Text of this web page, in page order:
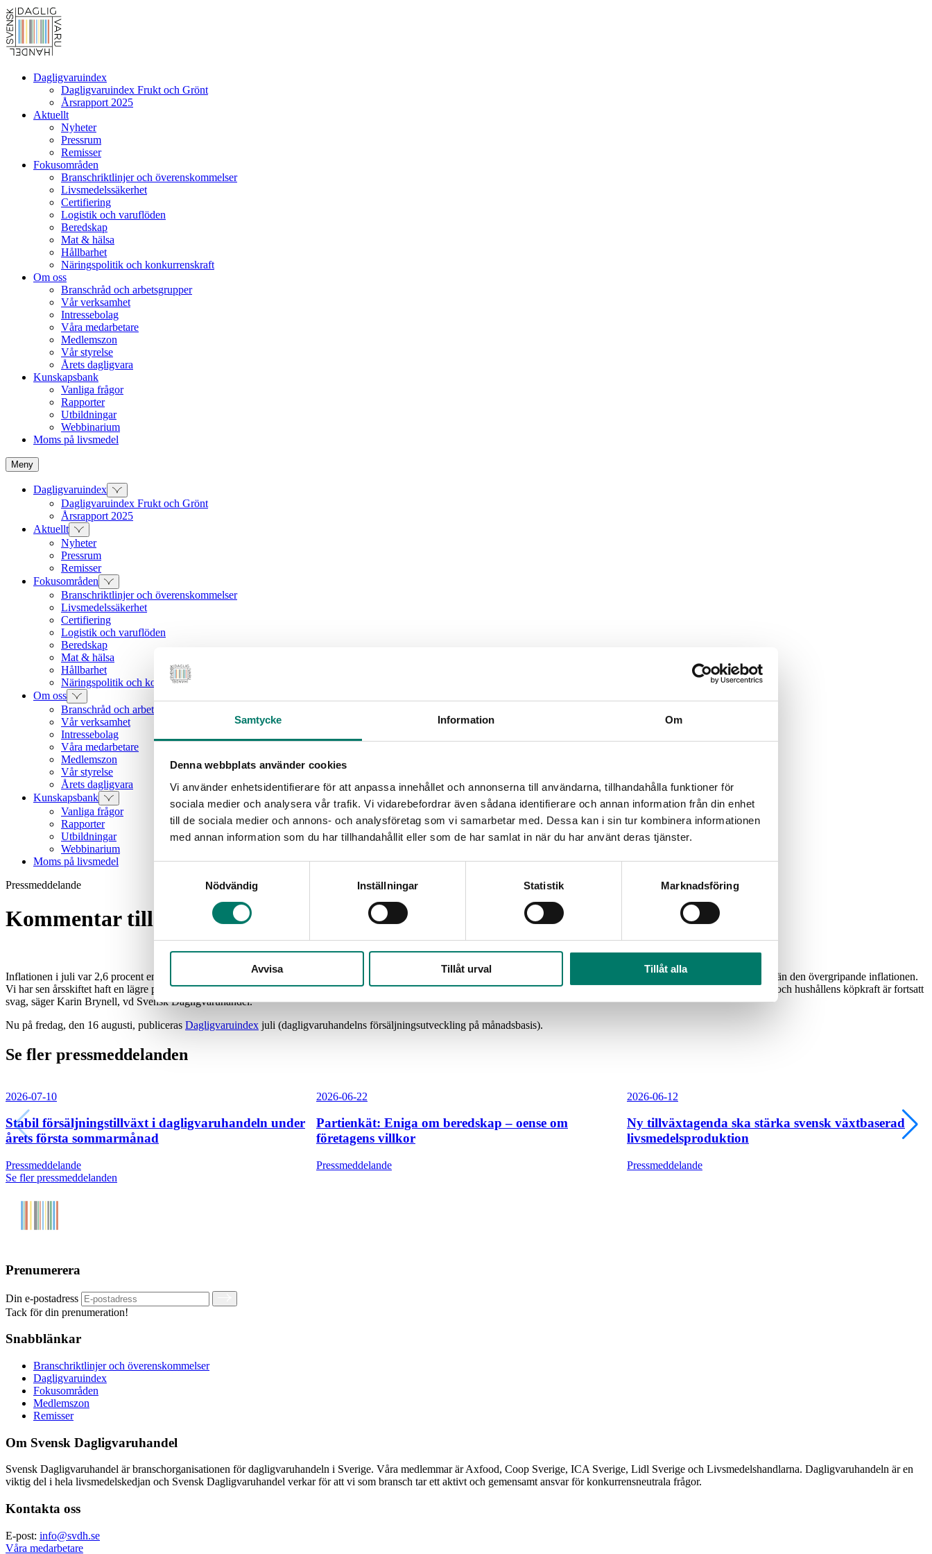
Samtycke Information Om
Denna webbplats använder cookies
Vi använder enhetsidentifierare för att anpassa innehållet och annonserna till användarna, tillhandahålla funktioner för
sociala medier och analysera vår trafik. Vi vidarebefordrar även sådana identifierare och annan information från din enhet
till de sociala medier och annons- och analysföretag som vi samarbetar med. Dessa kan i sin tur kombinera informationen
med annan information som du har tillhandahållit eller som de har samlat in när du har använt deras tjänster.
Nödvändig
Inställningar Statistik Marknadsföring
Avvisa Tillåt urval Tillåt alla
Dagligvaruindex
Dagligvaruindex Frukt och Grönt
Årsrapport 2025
Aktuellt
Nyheter
Pressrum
Remisser
Fokusområden
Branschriktlinjer och överenskommelser
Livsmedelssäkerhet
Certifiering
Logistik och varuflöden
Beredskap
Mat & hälsa
Hållbarhet
Näringspolitik och konkurrenskraft
Om oss
Branschråd och arbetsgrupper
Vår verksamhet
Intressebolag
Våra medarbetare
Medlemszon
Vår styrelse
Årets dagligvara
Kunskapsbank
Vanliga frågor
Rapporter
Utbildningar
Webbinarium
Moms på livsmedel
Meny
Dagligvaruindex
Dagligvaruindex Frukt och Grönt
Årsrapport 2025
Aktuellt
Nyheter
Pressrum
Remisser
Fokusområden
Branschriktlinjer och överenskommelser
Livsmedelssäkerhet
Certifiering
Logistik och varuflöden
Beredskap
Mat & hälsa
Hållbarhet
Näringspolitik och konkurrenskraft
Om oss
Branschråd och arbetsgrupper
Vår verksamhet
Intressebolag
Våra medarbetare
Medlemszon
Vår styrelse
Årets dagligvara
Kunskapsbank
Vanliga frågor
Rapporter
Utbildningar
Webbinarium
Moms på livsmedel
Pressmeddelande
Kommentar till SCB Konsumentprisindex (KPI) juli 2024
Inflationen i juli var 2,6 procent enligt SCB:s senaste statistik (KPI), samma som för juni. Inflationen för livsmedel och alkoholfria drycker var 1,1 procent, vilket fortsatt är lägre än den övergripande inflationen.
Vi har sen årsskiftet haft en lägre prisökningstakt på livsmedel, tack vare avtagande kostnadsökningar på inköp och omkostnader. Men vi befinner oss fortsatt på en hög prisnivå och hushållens köpkraft är fortsatt
svag, säger Karin Brynell, vd Svensk Dagligvaruhandel.
Nu på fredag, den 16 augusti, publiceras Dagligvaruindex juli (dagligvaruhandelns försäljningsutveckling på månadsbasis).
Se fler pressmeddelanden
2026-07-10
Stabil försäljningstillväxt i dagligvaruhandeln under
årets första sommarmånad
Pressmeddelande
2026-06-22
Partienkät: Eniga om beredskap – oense om
företagens villkor
Pressmeddelande
2026-06-12
Ny tillväxtagenda ska stärka svensk växtbaserad
livsmedelsproduktion
Pressmeddelande
Se fler pressmeddelanden
Prenumerera
Din e-postadress
Tack för din prenumeration!
Snabblänkar
Branschriktlinjer och överenskommelser
Dagligvaruindex
Fokusområden
Medlemszon
Remisser
Om Svensk Dagligvaruhandel
Svensk Dagligvaruhandel är branschorganisationen för dagligvaruhandeln i Sverige. Våra medlemmar är Axfood, Coop Sverige, ICA Sverige, Lidl Sverige och Livsmedelshandlarna. Dagligvaruhandeln är en
viktig del i hela livsmedelskedjan och Svensk Dagligvaruhandel verkar för att vi som bransch tar ett aktivt och gemensamt ansvar för konkurrensneutrala frågor.
Kontakta oss
E-post: info@svdh.se
Våra medarbetare